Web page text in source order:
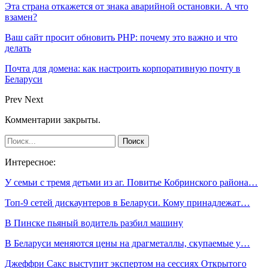
Эта страна откажется от знака аварийной остановки. А что
взамен?
Ваш сайт просит обновить PHP: почему это важно и что
делать
Почта для домена: как настроить корпоративную почту в
Беларуси
Prev Next
Комментарии закрыты.
Интересное:
У семьи с тремя детьми из аг. Повитье Кобринского района…
Топ-9 сетей дискаунтеров в Беларуси. Кому принадлежат…
В Пинске пьяный водитель разбил машину
В Беларуси меняются цены на драгметаллы, скупаемые у…
Джеффри Сакс выступит экспертом на сессиях Открытого